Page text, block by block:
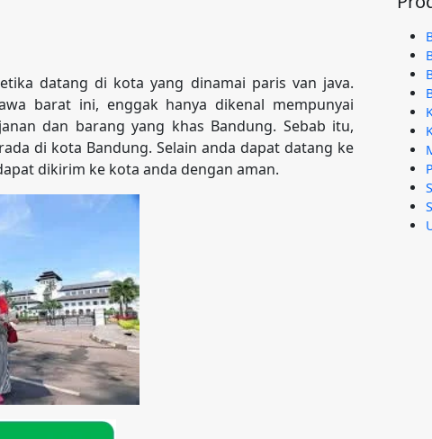
datang di kota yang dinamai paris van java.
barat ini, enggak hanya dikenal mempunyai
dan barang yang khas Bandung. Sebab itu,
di kota Bandung. Selain anda dapat datang ke
dikirim ke kota anda dengan aman.